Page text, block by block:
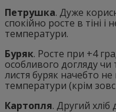
Петрушка. Дуже
спокійно росте в тіні
температури.
Буряк. Росте при +4
особливого догляду
листя буряк начебто
температури (крім
Картопля. Другий